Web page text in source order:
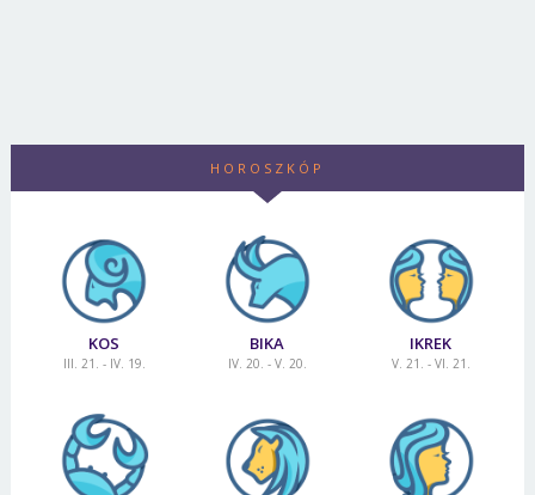
HOROSZKÓP
KOS
III. 21. - IV. 19.
BIKA
IV. 20. - V. 20.
IKREK
V. 21. - VI. 21.